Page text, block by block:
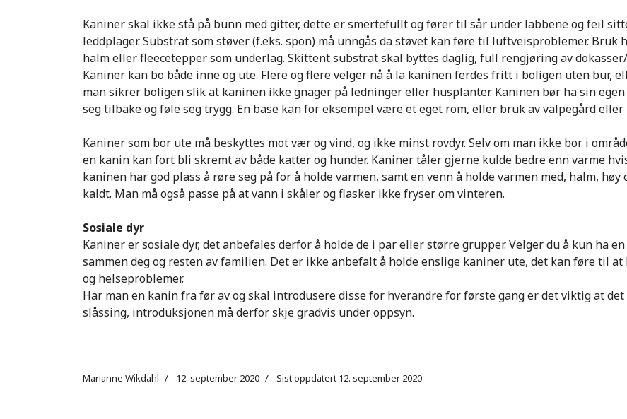
Kaniner skal ikke stå på bunn med gitter, dette er smertefullt og fører til sår under labbeneog feil
leddplager. Substrat som støver (f.eks. spon) må unngås da støvet kan føre til luftveisproblemer.
halm ellerfleeceteppersom underlag. Skittent substrat skal byttes daglig, full rengjøring avdokasser
Kaniner kan bo både inne og ute. Flere og flerevelger nå å la kaninen ferdes fritt i boligen uten bur,
man sikrer boligen slik at kaninen ikkegnager på ledninger eller husplanter. Kaninen bør hasin
seg tilbake og føle seg trygg. En base kan for eksempel være eteget rom, eller bruk av valpegårdeller
Kaniner som bor ute må beskyttes mot vær og vind, og ikke minst rovdyr.Selv om man ikke bor i
en kanin kan fort bli skremt av både katter og hunder. Kaniner tåler gjerne kulde bedre enn varme
kaninen har god plass å røre seg på for å holde varmen, samten venn å holde varmen med, halm,
kaldt. Man må også passe på at vann i skåler og flasker ikke fryserom vinteren.
Sosiale dyr
Kaniner er sosiale dyr, detanbefales derforå holde de i par eller større grupper.Velger du å kun ha
sammen deg og resten av familien. Det er ikke anbefalt å holde enslige kaniner ute, det kan føre til
og helseproblemer.
Har man en kanin fra før av og skal introdusere disse for hverandre for første gang er det viktig at
slåssing, introduksjonen måderforskje gradvis under oppsyn.
Marianne Wikdahl 12. september 2020 Sist oppdatert 12. september 2020